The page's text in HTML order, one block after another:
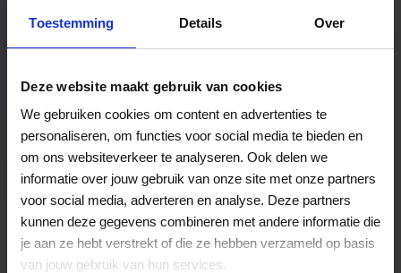
Toestemming Details Over
Deze website maakt gebruik van cookies
We gebruiken cookies om content en advertenties te
personaliseren, om functies voor social media te bieden en
om ons websiteverkeer te analyseren. Ook delen we
informatie over jouw gebruik van onze site met onze partners
voor social media, adverteren en analyse. Deze partners
kunnen deze gegevens combineren met andere informatie die
je aan ze hebt verstrekt of die ze hebben verzameld op basis
van jouw gebruik van hun services.
Een bestelling volgen
Nog veel meer...
Maak account aan